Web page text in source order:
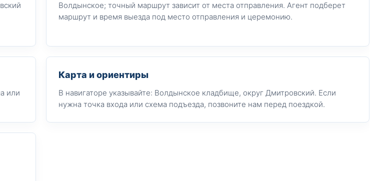
Волдынское; точный маршрут зависит от места отправления. Агент подберет
маршрут и время выезда под место отправления и церемонию.
или
Карта и ориентиры
В навигаторе указывайте: Волдынское кладбище, округ Дмитровский. Если
нужна точка входа или схема подъезда, позвоните нам перед поездкой.